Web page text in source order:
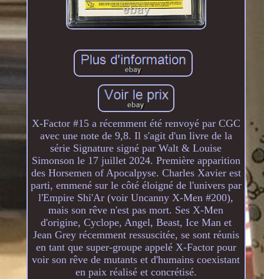
X-Factor #15 a récemment été renvoyé par CGC
avec une note de 9,8. Il s'agit d'un livre de la
série Signature signé par Walt & Louise
Simonson le 17 juillet 2024. Première apparition
des Horsemen of Apocalpyse. Charles Xavier est
parti, emmené sur le côté éloigné de l'univers par
l'Empire Shi'Ar (voir Uncanny X-Men #200),
mais son rêve n'est pas mort. Ses X-Men
d'origine, Cyclope, Angel, Beast, Ice Man et
Jean Grey récemment ressuscitée, se sont réunis
en tant que super-groupe appelé X-Factor pour
voir son rêve de mutants et d'humains coexistant
en paix réalisé et concrétisé.